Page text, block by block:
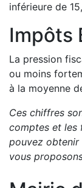
inférieure de
Impôts
La pression
ou moins
à la moyenne
Ces chiffres
comptes et les
pouvez obtenir
vous